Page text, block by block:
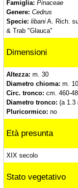
Famiglia: Pinaceae
Genere: Cedrus
Specie: libaniA. Rich.
& Trab "Glauca"
Dimensioni
Altezza: m. 30
Diametro chioma: m.
Circ. tronco: cm. 460-
Diametro tronco: (a 1.3
Pluricormico: no
Età presunta
XIX secolo
Stato vegetativo